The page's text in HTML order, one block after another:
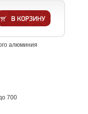
алюминия
700